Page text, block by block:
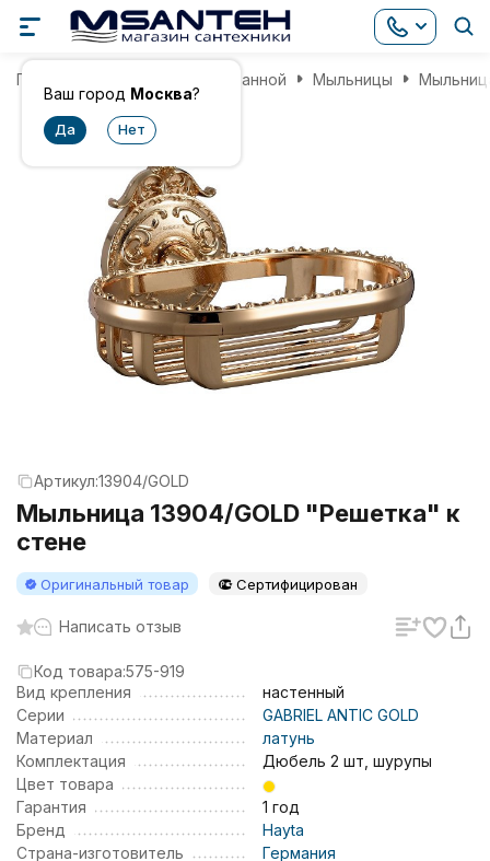
Ваш город Москва?
Главная Аксессуары для ванной Мыльницы
Артикул:13904/GOLD
Мыльница 13904/GOLD "Решетка" к
стене
Оригинальный товар Сертифицирован
Написать отзыв
Код товара:575-919
Вид крепления
настенный
Серии
GABRIEL ANTIC GOLD
Материал
латунь
Комплектация
Дюбель 2 шт, шурупы
Цвет товара
Гарантия
1 год
Бренд
Hayta
Страна-изготовитель
Германия